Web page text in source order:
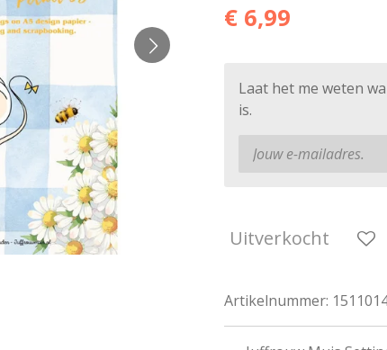
€ 6,99
Laat het me weten
is.
Uitverkocht
Artikelnummer: